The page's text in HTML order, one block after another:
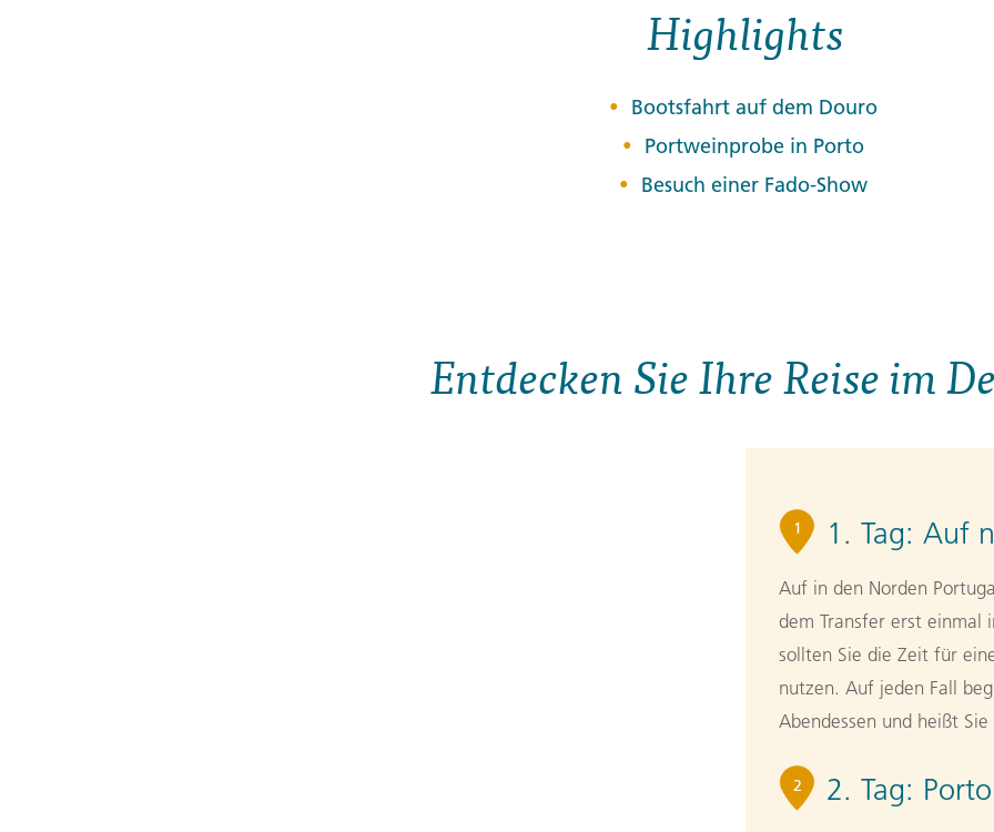
Highlights
Bootsfahrt auf dem Douro
Portweinprobe in Porto
Besuch einer Fado-Show
Entdecken Sie Ihre Reise im
1 1. Tag: Auf
Auf in den Norden
dem Transfer erst einmal
sollten Sie die Zeit für
nutzen. Auf jeden Fall
Abendessen und heißt
2 2. Tag: